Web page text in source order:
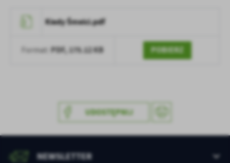
Kiedy Śmeici.pdf
Format: PDF, 175.12 KB POBIERZ
UDOSTĘPNIJ
NEWSLETTER